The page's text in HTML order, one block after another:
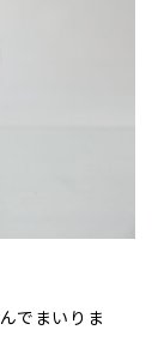
でまいりま